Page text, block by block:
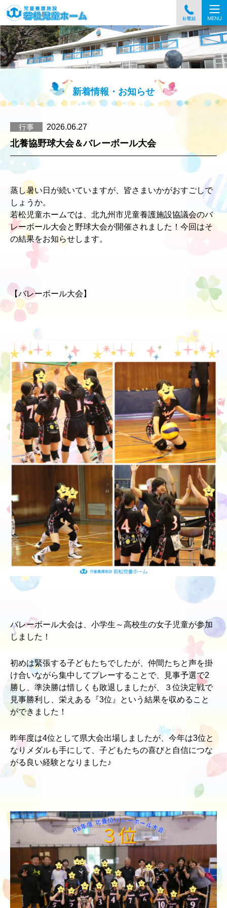
児童養護施設 若松児童ホーム
093-
新着情報・お知らせ
行事 2026.06.27
北養協野球大会＆バレーボール大会
蒸し暑い日が続いていますが、皆さまいかがおすごしで
しょうか。
若松児童ホームでは、北九州市児童養護施設協議会のバ
レーボール大会と野球大会が開催されました！今回はそ
の結果をお知らせします。
【バレーボール大会】
バレーボール大会は、小学生～高校生の女子児童が参加
しました！
初めは緊張する子どもたちでしたが、仲間たちと声を掛
け合いながら集中してプレーすることで、見事予選で2
勝し、準決勝は惜しくも敗退しましたが、３位決定戦で
見事勝利し、栄えある『3位』という結果を収めること
ができました！
昨年度は4位として県大会出場しましたが、今年は3位と
なりメダルも手にして、子どもたちの喜びと自信につな
がる良い経験となりました♪